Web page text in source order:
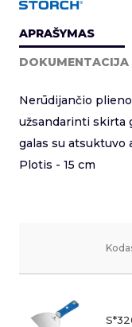
APRAŠYMAS
DOKUMENTACIJA
Nerūdijančio
užsandarinti skirta
galas su atsuktuvo
Plotis - 15 cm